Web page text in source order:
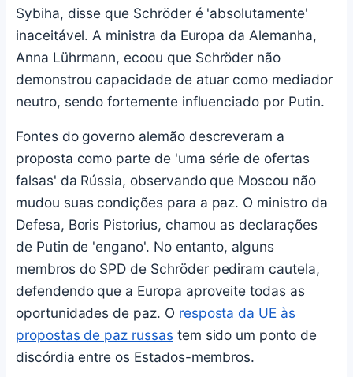
Sybiha, disse que Schröder é 'absolutamente'
inaceitável. A ministra da Europa da Alemanha,
Anna Lührmann, ecoou que Schröder não
demonstrou capacidade de atuar como mediador
neutro, sendo fortemente influenciado por Putin.
Fontes do governo alemão descreveram a
proposta como parte de 'uma série de ofertas
falsas' da Rússia, observando que Moscou não
mudou suas condições para a paz. O ministro da
Defesa, Boris Pistorius, chamou as declarações
de Putin de 'engano'. No entanto, alguns
membros do SPD de Schröder pediram cautela,
defendendo que a Europa aproveite todas as
oportunidades de paz. O resposta da UE às
propostas de paz russas tem sido um ponto de
discórdia entre os Estados-membros.